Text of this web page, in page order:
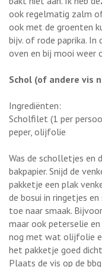
ook regelmatig zalm
ook met de groenten
bijv. of rode paprika.
oven en bij mooi weer
Schol (of andere vis
Ingrediënten:
Scholfilet (1 per
peper, olijfolie
Was de scholletjes en
bakpapier. Snijd de
pakketje een plak
de bosui in ringetjes
toe naar smaak.
maar ook peterselie
nog met wat olijfolie
het pakketje goed
Plaats de vis op de